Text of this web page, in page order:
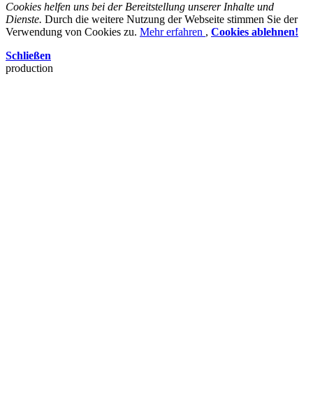
Cookies helfen uns bei der Bereitstellung unserer Inhalte und
Dienste. Durch die weitere Nutzung der Webseite stimmen Sie der
Verwendung von Cookies zu. Mehr erfahren , Cookies ablehnen!
Schließen
production